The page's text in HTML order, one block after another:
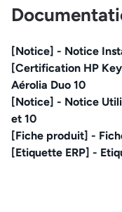
[Notice] - Notice
[Certification HP
Aérolia Duo 10
[Notice] - Notice
et 10
[Fiche produit] -
[Etiquette ERP] -